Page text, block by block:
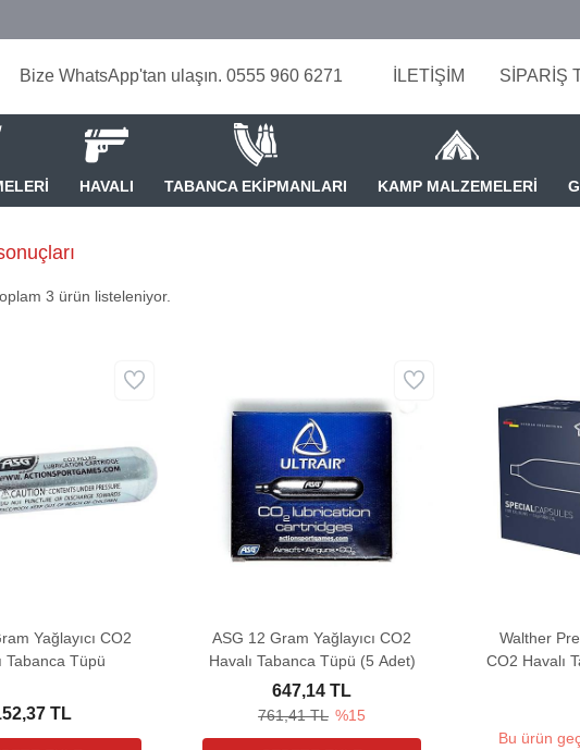
Bize WhatsApp'tan ulaşın. 0555 960 6271 İLETİŞİM SİPARİŞ
HAVALI TABANCA EKİPMANLARI KAMP MALZEMELERİ
3 ürün listeleniyor.
Yağlayıcı CO2
Tabanca Tüpü
TL
ASG 12 Gram Yağlayıcı CO2
Havalı Tabanca Tüpü (5 Adet)
761,41 TL %15
647,14 TL
Walther
CO2 Havalı
Bu ürün